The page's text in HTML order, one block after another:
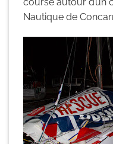
Nautique de